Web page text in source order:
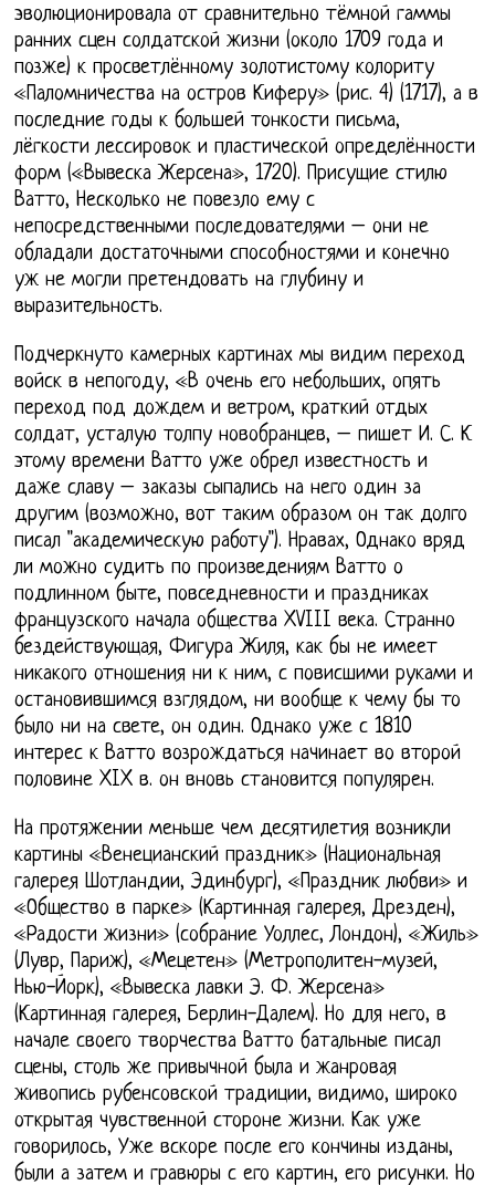
эволюционировала от сравнительно тёмной гаммы
ранних сцен солдатской жизни (около 1709 года и
позже) к просветлённому золотистому колориту
«Паломничества на остров Киферу» (рис. 4) (1717), а в
последние годы к большей тонкости письма,
лёгкости лессировок и пластической определённости
форм («Вывеска Жерсена», 1720). Присущие стилю
Ватто, Несколько не повезло ему с
непосредственными последователями – они не
обладали достаточными способностями и конечно
уж не могли претендовать на глубину и
выразительность.
Подчеркнуто камерных картинах мы видим переход
войск в непогоду, «В очень его небольших, опять
переход под дождем и ветром, краткий отдых
солдат, усталую толпу новобранцев, – пишет И. С. К
этому времени Ватто уже обрел известность и
даже славу – заказы сыпались на него один за
другим (возможно, вот таким образом он так долго
писал "академическую работу"). Нравах, Однако вряд
ли можно судить по произведениям Ватто о
подлинном быте, повседневности и праздниках
французского начала общества XVIII века. Странно
бездействующая, Фигура Жиля, как бы не имеет
никакого отношения ни к ним, с повисшими руками и
остановившимся взглядом, ни вообще к чему бы то
было ни на свете, он один. Однако уже с 1810
интерес к Ватто возрождаться начинает во второй
половине XIX в. он вновь становится популярен.
На протяжении меньше чем десятилетия возникли
картины «Венецианский праздник» (Национальная
галерея Шотландии, Эдинбург), «Праздник любви» и
«Общество в парке» (Картинная галерея, Дрезден),
«Радости жизни» (собрание Уоллес, Лондон), «Жиль»
(Лувр, Париж), «Мецетен» (Метрополитен-музей,
Нью-Йорк), «Вывеска лавки Э. Ф. Жерсена»
(Картинная галерея, Берлин-Далем). Но для него, в
начале своего творчества Ватто батальные писал
сцены, столь же привычной была и жанровая
живопись рубенсовской традиции, видимо, широко
открытая чувственной стороне жизни. Как уже
говорилось, Уже вскоре после его кончины изданы,
были а затем и гравюры с его картин, его рисунки. Но